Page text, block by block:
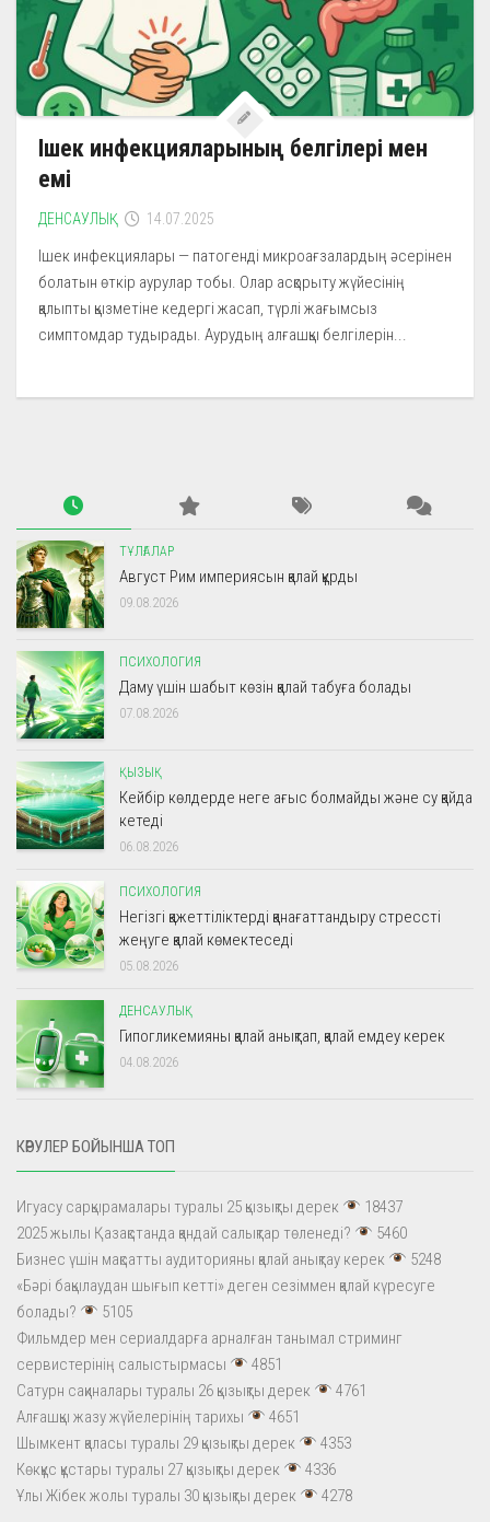
Ішек инфекцияларының белгілері мен
емі
ДЕНСАУЛЫҚ 14.07.2025
Ішек инфекциялары — патогенді микроағзалардың әсерінен
болатын өткір аурулар тобы. Олар асқорыту жүйесінің
қалыпты қызметіне кедергі жасап, түрлі жағымсыз
симптомдар тудырады. Аурудың алғашқы белгілерін...
ТҰЛҒАЛАР
Август Рим империясын қалай құрды
09.08.2026
ПСИХОЛОГИЯ
Даму үшін шабыт көзін қалай табуға болады
07.08.2026
ҚЫЗЫҚ
Кейбір көлдерде неге ағыс болмайды және су қайда
кетеді
06.08.2026
ПСИХОЛОГИЯ
Негізгі қажеттіліктерді қанағаттандыру стрессті
жеңуге қалай көмектеседі
05.08.2026
ДЕНСАУЛЫҚ
Гипогликемияны қалай анықтап, қалай емдеу керек
04.08.2026
КӨРУЛЕР БОЙЫНША ТОП
Игуасу сарқырамалары туралы 25 қызықты дерек
18437
2025 жылы Қазақстанда қандай салықтар төленеді?
5460
Бизнес үшін мақсатты аудиторияны қалай анықтау керек
5248
«Бәрі бақылаудан шығып кетті» деген сезіммен қалай күресуге
болады?
5105
Фильмдер мен сериалдарға арналған танымал стриминг
сервистерінің салыстырмасы
4851
Сатурн сақиналары туралы 26 қызықты дерек
4761
Алғашқы жазу жүйелерінің тарихы
4651
Шымкент қаласы туралы 29 қызықты дерек
4353
Көкқұс құстары туралы 27 қызықты дерек
4336
Ұлы Жібек жолы туралы 30 қызықты дерек
4278